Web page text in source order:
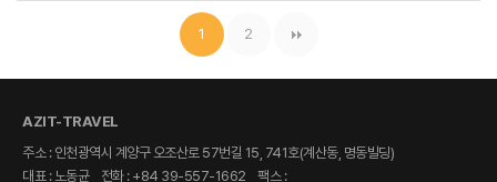
1 2
AZIT-TRAVEL
주소 : 인천광역시 계양구 오조산로 57번길 15, 741호(계산동, 명동빌딩)
대표 : 노동균
전화 : +84 39-557-1662
팩스 :